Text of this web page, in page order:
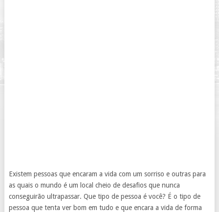
Existem pessoas que encaram a vida com um sorriso e outras para
as quais o mundo é um local cheio de desafios que nunca
conseguirão ultrapassar. Que tipo de pessoa é você? É o tipo de
pessoa que tenta ver bom em tudo e que encara a vida de forma